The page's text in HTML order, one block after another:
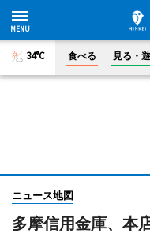
34°C 食べる 見る・
ニュース地図
多摩信用金庫、本